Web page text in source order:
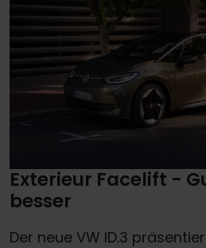
Exterieur Facelift -
besser
Der neue VW ID.3